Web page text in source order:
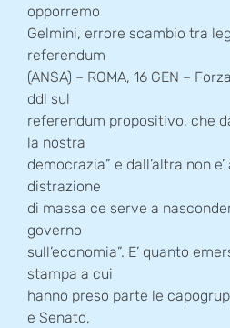
opporremo
Gelmini, errore scambio tra
referendum
(ANSA) – ROMA, 16 GEN –
ddl sul
referendum propositivo, che
la nostra
democrazia” e dall’altra non
distrazione
di massa ce serve a
governo
sull’economia”. E’ quanto
stampa a cui
hanno preso parte le
e Senato,